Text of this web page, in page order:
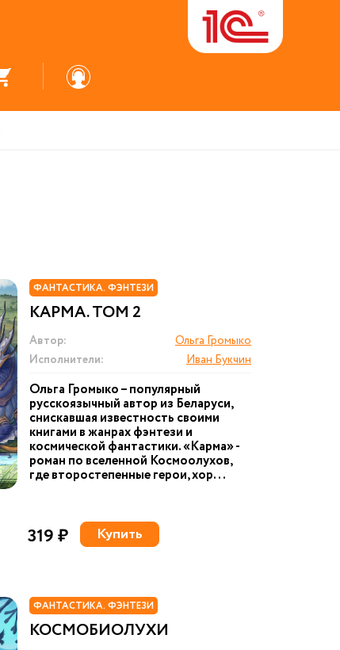
ФАНТАСТИКА. ФЭНТЕЗИ
КАРМА. ТОМ 2
Автор:
Ольга Громыко
Исполнители:
Иван Букчин
Ольга Громыко – популярный
русскоязычный автор из Беларуси,
снискавшая известность своими
книгами в жанрах фэнтези и
космической фантастики. «Карма» -
роман по вселенной Космоолухов,
где второстепенные герои, хор...
319 ₽ Купить
ФАНТАСТИКА. ФЭНТЕЗИ
КОСМОБИОЛУХИ